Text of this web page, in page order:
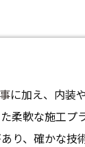
に加え、内装
軟な施工プ
り、確かな